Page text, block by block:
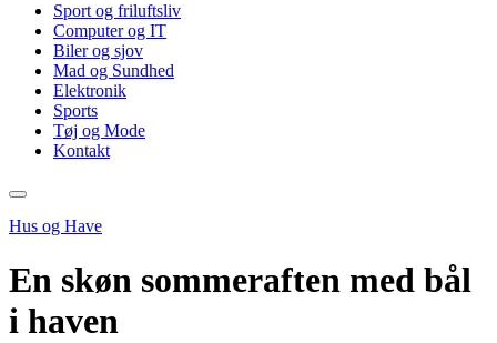
Sport og friluftsliv
Computer og IT
Biler og sjov
Mad og Sundhed
Elektronik
Sports
Tøj og Mode
Kontakt
Hus og Have
En skøn sommeraften med bål
i haven